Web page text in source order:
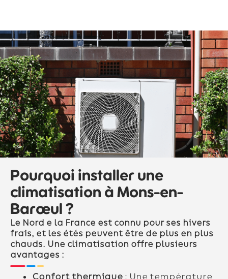
Pourquoi installer une
climatisation à Mons-en-
Barœul ?
Le Nord e la France est connu pour ses hivers
frais, et les étés peuvent être de plus en plus
chauds. Une climatisation offre plusieurs
avantages :
Confort thermique: Une température